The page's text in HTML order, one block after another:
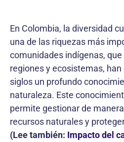
En Colombia, la diversidad
una de las riquezas más
comunidades indígenas,
regiones y ecosistemas,
siglos un profundo
naturaleza. Este
permite gestionar de
recursos naturales y
(Lee también: Impacto del